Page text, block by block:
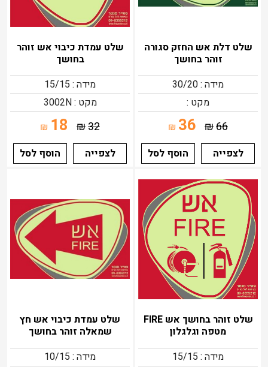
שלט דלת אש החזק סגורה
זוהר בחושך
מידה : 30/20
מקט :
66
₪
36
₪
לצפייה
הוסף לסל
שלט עמדת כיבוי אש זוהר
בחושך
מידה : 15/15
מקט : 3002N
32
₪
18
₪
לצפייה
הוסף לסל
שלט זוהר בחושך אש FIRE
מטפה וגלגלון
מידה : 15/15
שלט עמדת כיבוי אש חץ
שמאלה זוהר בחושך
מידה : 10/15